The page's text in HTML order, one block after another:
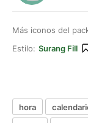
Más iconos del
Estilo: Surang Fill
hora